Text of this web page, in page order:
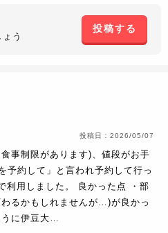
う
投稿する
投稿日： 2026/05/07
事制限があります)、値段がお手
予約して」と言われ予約して行っ
利用しました。 良かった点 ・部
るかもしれませんが…)が良かっ
うに伊豆大…